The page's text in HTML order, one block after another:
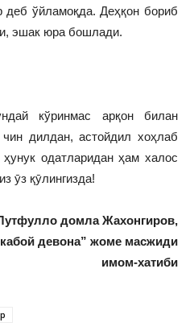
ўйламоқда. Деҳқон бориб
эшак юра бошлади.
кўринмас арқон билан
чин дилдан, астойдил хоҳлаб
одатларидан ҳам халос
ӯз қӯлингизда!
домла Жахонгиров,
девона” жоме масжиди
имом-хатиби